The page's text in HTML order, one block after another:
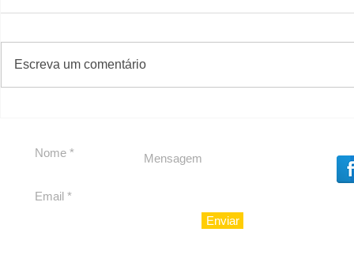
reforçam apoio a
Cláudio Mitidieri
Escreva um comentário
#Sugestões
Enviar